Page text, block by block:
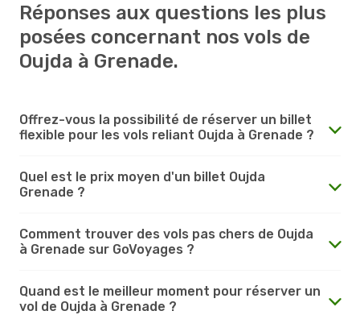
Réponses aux questions les plus
posées concernant nos vols de
Oujda à Grenade.
Offrez-vous la possibilité de réserver un billet
flexible pour les vols reliant Oujda à Grenade ?
Quel est le prix moyen d'un billet Oujda
Grenade ?
Comment trouver des vols pas chers de Oujda
à Grenade sur GoVoyages ?
Quand est le meilleur moment pour réserver un
vol de Oujda à Grenade ?